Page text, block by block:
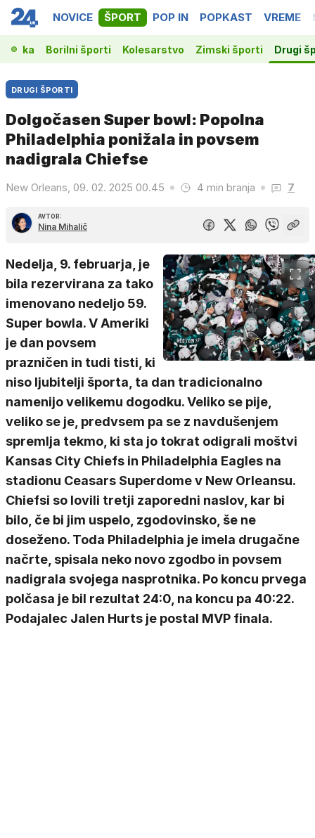
NOVICE ŠPORT POP IN POPKAST VREME
Borilni športi Kolesarstvo Zimski športi Drugi
DRUGI ŠPORTI
Dolgočasen Super bowl: Popolna
Philadelphia ponižala in povsem
nadigrala Chiefse
New Orleans, 09. 02. 2025 00.45 4 min branja 7
AVTOR:
Nina Mihalič
Nedelja, 9. februarja, je
bila rezervirana za tako
imenovano nedeljo 59.
Super bowla. V Ameriki
je dan povsem
prazničen in tudi tisti, ki
niso ljubitelji športa, ta dan tradicionalno
namenijo velikemu dogodku. Veliko se pije,
veliko se je, predvsem pa se z navdušenjem
spremlja tekmo, ki sta jo tokrat odigrali moštvi
Kansas City Chiefs in Philadelphia Eagles na
stadionu Ceasars Superdome v New Orleansu.
Chiefsi so lovili tretji zaporedni naslov, kar bi
bilo, če bi jim uspelo, zgodovinsko, še ne
doseženo. Toda Philadelphia je imela drugačne
načrte, spisala neko novo zgodbo in povsem
nadigrala svojega nasprotnika. Po koncu prvega
polčasa je bil rezultat 24:0, na koncu pa 40:22.
Podajalec Jalen Hurts je postal MVP finala.